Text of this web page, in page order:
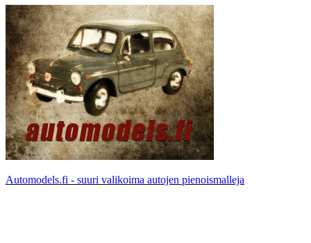
Automodels.fi - suuri valikoima autojen pienoismalleja